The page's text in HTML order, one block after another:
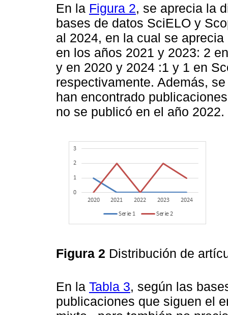
En la Figura 2, se aprecia la
bases de datos SciELO y
al 2024, en la cual se
en los años 2021 y 2023: 2
y en 2020 y 2024 :1 y 1 en
respectivamente. Además,
han encontrado
no se publicó en el año 2022.
Figura 2 Distribución de
En la Tabla 3, según las
publicaciones que siguen el